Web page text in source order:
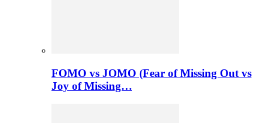
FOMO vs JOMO (Fear of Missing Out vs
Joy of Missing…